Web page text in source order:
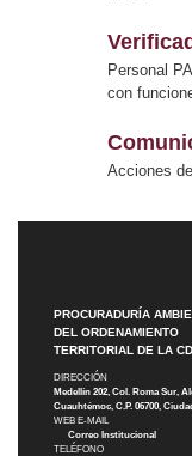
Personal
con
Acciones
PROCURADURÍA
DEL ORDENAMIENTO
TERRITORIAL DE LA
DIRECCIÓN
Medellín 202, Col. Roma Sur,
Cuauhtémoc, C.P. 06700,
WEB E-MAIL
Correo Institucional
TELÉFONO